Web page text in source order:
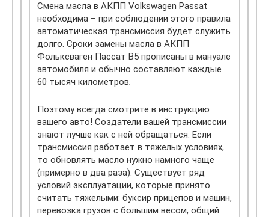
Смена масла в АКПП Volkswagen Passat
необходима – при соблюдении этого правила
автоматическая трансмиссия будет служить
долго. Сроки замены масла в АКПП
Фольксваген Пассат B5 прописаны в мануале
автомобиля и обычно составляют каждые
60 тысяч километров.
Поэтому всегда смотрите в инструкцию
вашего авто! Создатели вашей трансмиссии
знают лучше как с ней обращаться. Если
трансмиссия работает в тяжелых условиях,
то обновлять масло нужно намного чаще
(примерно в два раза). Существует ряд
условий эксплуатации, которые принято
считать тяжелыми: буксир прицепов и машин,
перевозка грузов с большим весом, общий